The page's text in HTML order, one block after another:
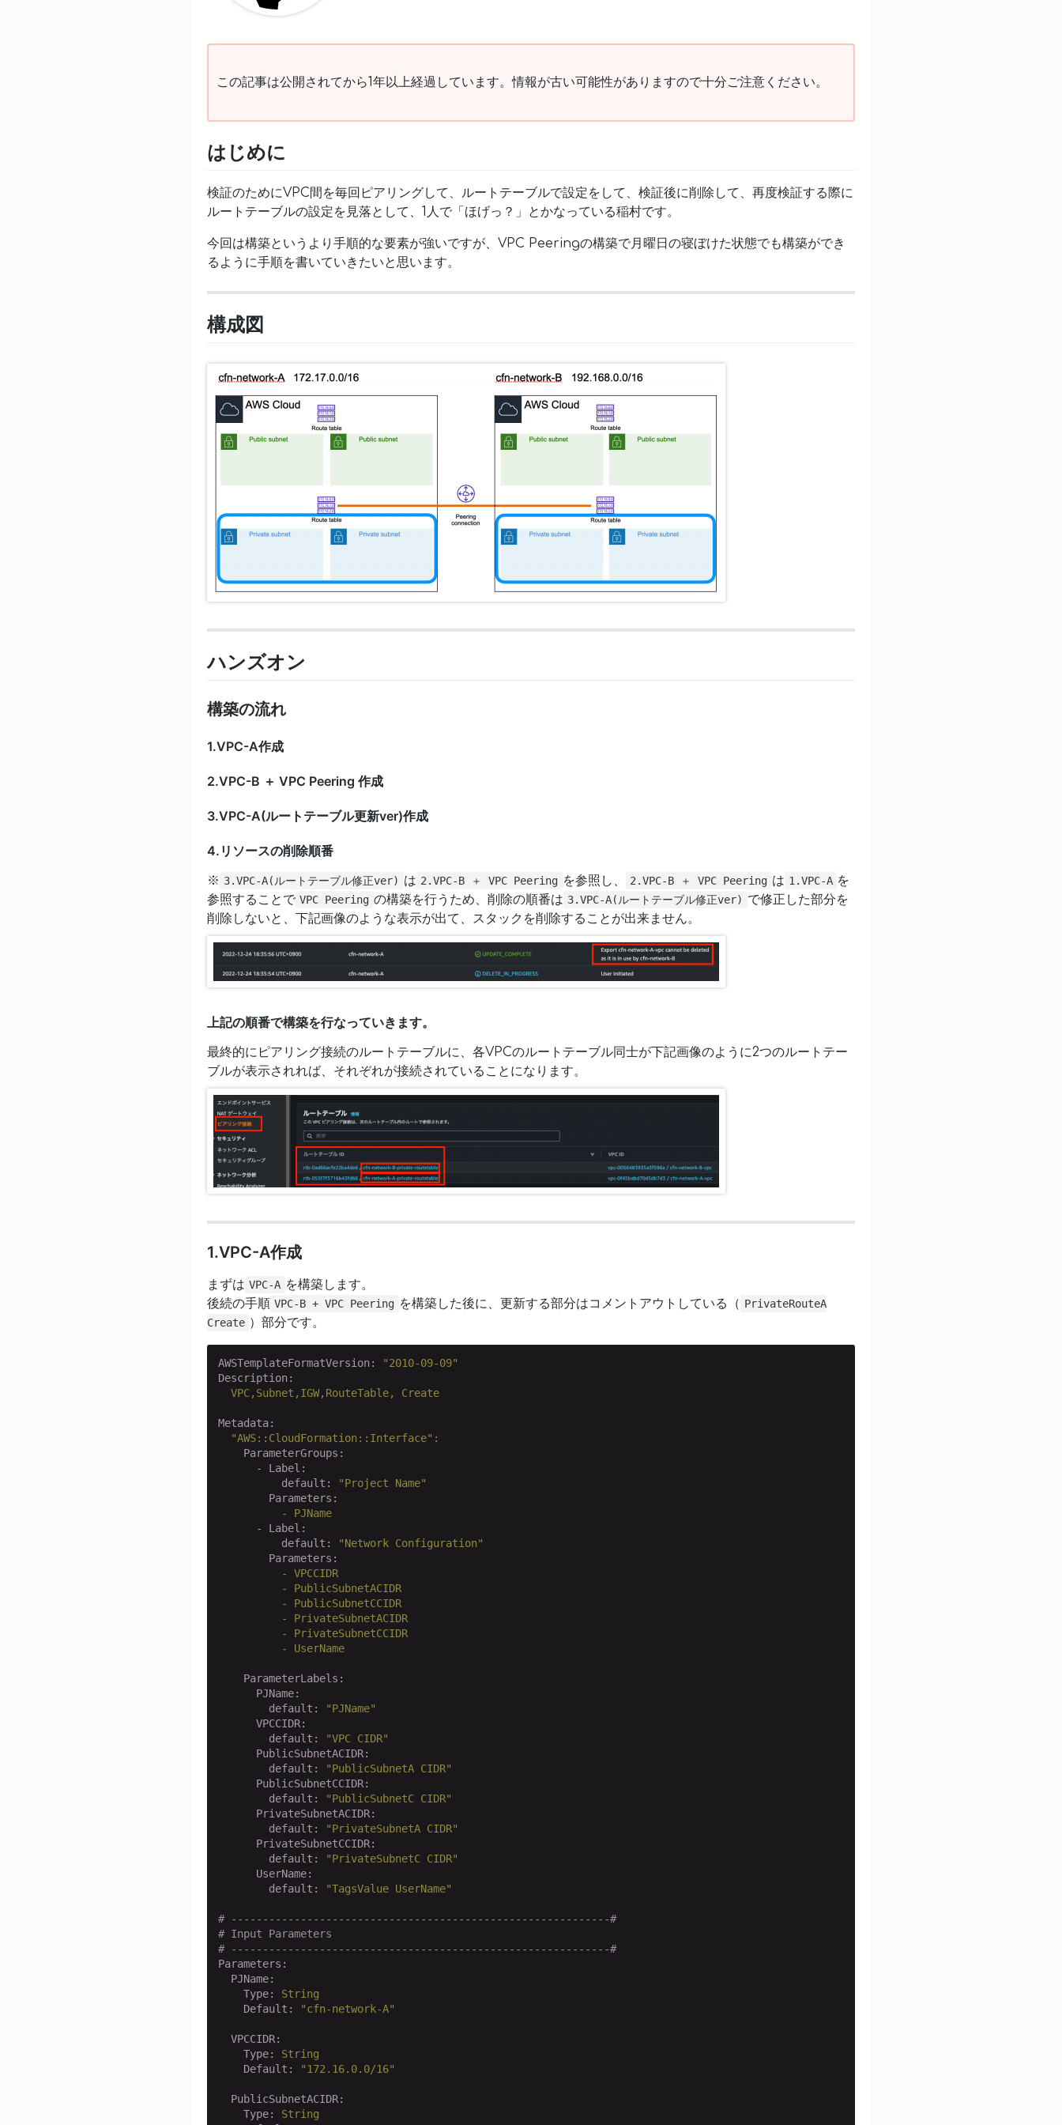
この記事は公開されてから1年以上経過しています。情報が古い可能性がありますので十分ご注意ください。
はじめに
検証のためにVPC間を毎回ピアリングして、ルートテーブルで設定をして、検証後に削除して、再度検証する際に
ルートテーブルの設定を見落として、1人で「ほげっ？」とかなっている稲村です。
今回は構築というより手順的な要素が強いですが、VPC Peeringの構築で月曜日の寝ぼけた状態でも構築ができ
るように手順を書いていきたいと思います。
構成図
ハンズオン
構築の流れ
1.VPC-A作成
2.VPC-B ＋ VPC Peering 作成
3.VPC-A(ルートテーブル更新ver)作成
4.リソースの削除順番
※ 3.VPC-A(ルートテーブル修正ver) は 2.VPC-B ＋ VPC Peering を参照し、 2.VPC-B ＋ VPC Peering は 1.VPC-A を
参照することで VPC Peering の構築を行うため、削除の順番は 3.VPC-A(ルートテーブル修正ver) で修正した部分を
削除しないと、下記画像のような表示が出て、スタックを削除することが出来ません。
上記の順番で構築を行なっていきます。
最終的にピアリング接続のルートテーブルに、各VPCのルートテーブル同士が下記画像のように2つのルートテー
ブルが表示されれば、それぞれが接続されていることになります。
1.VPC-A作成
まずは VPC-A を構築します。
後続の手順 VPC-B + VPC Peering を構築した後に、更新する部分はコメントアウトしている（ PrivateRouteA
Create ）部分です。
AWSTemplateFormatVersion:
"2010-09-09"
Description:
VPC,Subnet,IGW,RouteTable,
Create
Metadata:
"AWS::CloudFormation::Interface" :
    ParameterGroups:
      - Label:
          default:
"Project Name"
        Parameters:
          -
PJName
      - Label:
          default:
"Network Configuration"
        Parameters:
          -
VPCCIDR
          -
PublicSubnetACIDR
          -
PublicSubnetCCIDR
          -
PrivateSubnetACIDR
          -
PrivateSubnetCCIDR
          -
UserName
    ParameterLabels:
      PJName:
        default:
"PJName"
      VPCCIDR:
        default:
"VPC CIDR"
      PublicSubnetACIDR:
        default:
"PublicSubnetA CIDR"
      PublicSubnetCCIDR:
        default:
"PublicSubnetC CIDR"
      PrivateSubnetACIDR:
        default:
"PrivateSubnetA CIDR"
      PrivateSubnetCCIDR:
        default:
"PrivateSubnetC CIDR"
      UserName:
        default:
"TagsValue UserName"
# ------------------------------------------------------------#
# Input Parameters
# ------------------------------------------------------------#
Parameters:
  PJName:
    Type:
String
    Default:
"cfn-network-A"
  VPCCIDR:
    Type:
String
    Default:
"172.16.0.0/16"
  PublicSubnetACIDR:
    Type:
String